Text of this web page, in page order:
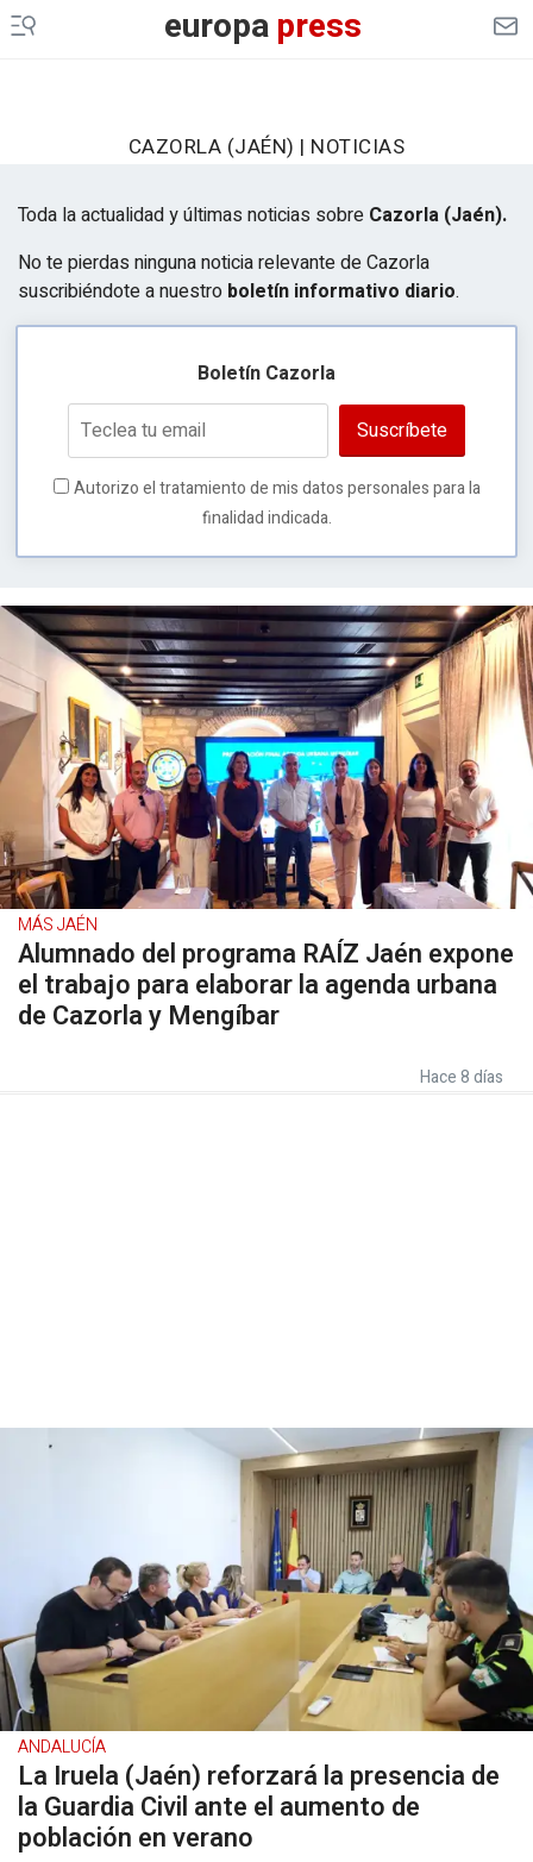
europapress
CAZORLA (JAÉN) | NOTICIAS
Toda la actualidad y últimas noticias sobre Cazorla (Jaén).
No te pierdas ninguna noticia relevante de Cazorla
suscribiéndote a nuestro boletín informativo diario.
Boletín Cazorla
Suscríbete
Autorizo el tratamiento de mis datos personales para la
finalidad indicada.
MÁS JAÉN
Alumnado del programa RAÍZ Jaén expone
el trabajo para elaborar la agenda urbana
de Cazorla y Mengíbar
Hace 8 días
ANDALUCÍA
La Iruela (Jaén) reforzará la presencia de
la Guardia Civil ante el aumento de
población en verano